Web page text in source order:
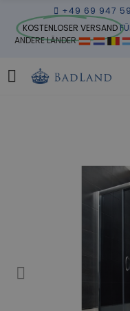
+49 69 947
KOSTENLOSER VERSAND
ANDERE LÄNDER